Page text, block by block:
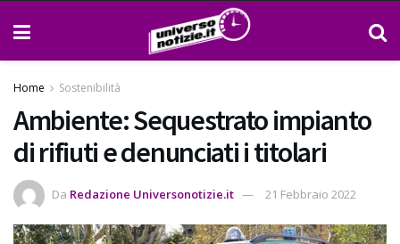
Home Sostenibilità
Ambiente: Sequestrato impianto
di rifiuti e denunciati i titolari
Da Redazione Universonotizie.it 21 Febbraio 2022